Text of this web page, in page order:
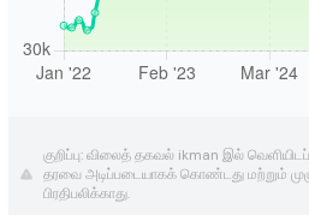
குறிப்பு: விலைத் தகவல் ikman இல்
தரவை அடிப்படையாகக் கொண்டது மற்றும்
பிரதிபலிக்காது.